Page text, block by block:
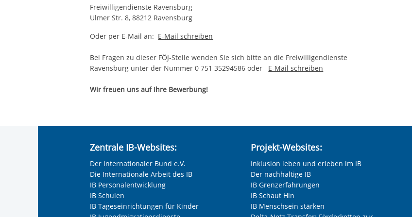
Freiwilligendienste Ravensburg
Ulmer Str. 8, 88212 Ravensburg
Oder per E-Mail an: E-Mail schreiben
Bei Fragen zu dieser FÖJ-Stelle wenden Sie sich bitte an die Freiwilligendienste
Ravensburg unter der Nummer 0 751 35294586 oder E-Mail schreiben
Wir freuen uns auf Ihre Bewerbung!
Zentrale IB-Websites:
Der Internationaler Bund e.V.
Die Internationale Arbeit des IB
IB Personalentwicklung
IB Schulen
IB Tageseinrichtungen für Kinder
Projekt-Websites:
Inklusion leben und erleben im IB
Der nachhaltige IB
IB Grenzerfahrungen
IB Schaut Hin
IB Menschsein stärken